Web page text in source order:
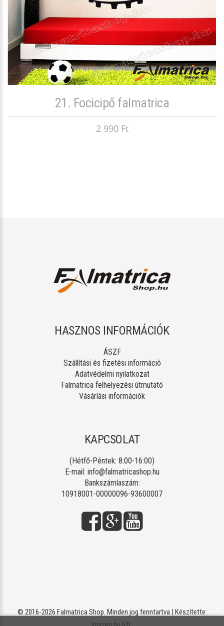
21. Focicipő falmatrica
2 990 Ft
HASZNOS INFORMÁCIÓK
ÁSZF
Szállítási és fizetési információ
Adatvédelmi nyilatkozat
Falmatrica felhelyezési útmutató
Vásárlási információk
KAPCSOLAT
(Hétfő-Péntek: 8:00-16:00)
E-mail: info@falmatricashop.hu
Bankszámlaszám:
10918001-00000096-93600007
© 2016-2026 Falmatrica Shop. Minden jog fenntartva | Készítette: